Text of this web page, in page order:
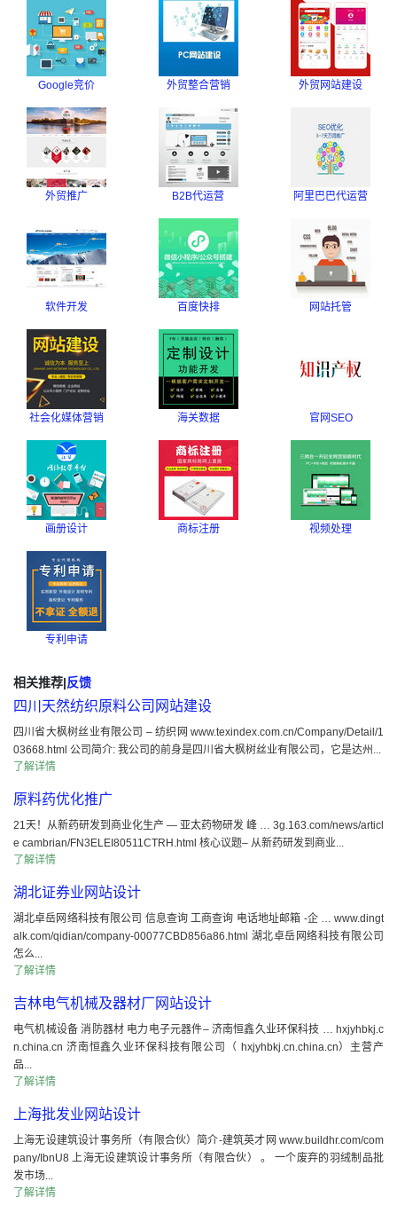
Google竞价 外贸整合营销 外贸网站建设
外贸推广 B2B代运营 阿里巴巴代运营
软件开发 百度快排 网站托管
社会化媒体营销 海关数据 官网SEO
画册设计 商标注册 视频处理
专利申请
相关推荐|反馈
四川天然纺织原料公司网站建设
四川省大枫树丝业有限公司 – 纺织网 www.texindex.com.cn/Company/Detail/1
03668.html 公司简介: 我公司的前身是四川省大枫树丝业有限公司，它是达州...
了解详情
原料药优化推广
21天！从新药研发到商业化生产 — 亚太药物研发 峰 … 3g.163.com/news/articl
e cambrian/FN3ELEI80511CTRH.html 核心议题– 从新药研发到商业...
了解详情
湖北证券业网站设计
湖北卓岳网络科技有限公司 信息查询 工商查询 电话地址邮箱 -企 … www.dingt
alk.com/qidian/company-00077CBD856a86.html 湖北卓岳网络科技有限公司
怎么...
了解详情
吉林电气机械及器材厂网站设计
电气机械设备 消防器材 电力电子元器件– 济南恒鑫久业环保科技 … hxjyhbkj.c
n.china.cn 济南恒鑫久业环保科技有限公司（ hxjyhbkj.cn.china.cn）主营产
品...
了解详情
上海批发业网站设计
上海无设建筑设计事务所（有限合伙）简介-建筑英才网 www.buildhr.com/com
pany/IbnU8 上海无设建筑设计事务所（有限合伙） 。 一个废弃的羽绒制品批
发市场...
了解详情